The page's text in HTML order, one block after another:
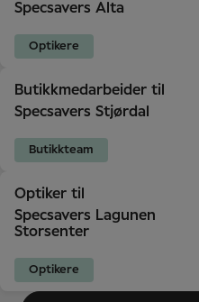
Specsavers Alta
Optikere
Butikkmedarbeider til
Specsavers Stjørdal
Butikkteam
Optiker til
Specsavers Lagunen
Storsenter
Optikere